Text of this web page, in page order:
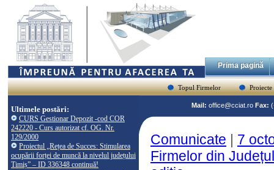
Prima pagină
Topul Firmelor Proiecte
Ultimele postări:
CURS Gestionar Depozit -cod COR
242220 - Curs autorizat cf. OG. Nr.
129/2000
Proiectul „Rețea de Succes: Stimularea
ocupării forței de muncă la nivelul județului
Timiș” – ID 336348 continuă!
Mail: office@cciat.ro Fax:
Comunicate | 7
Firmelor din